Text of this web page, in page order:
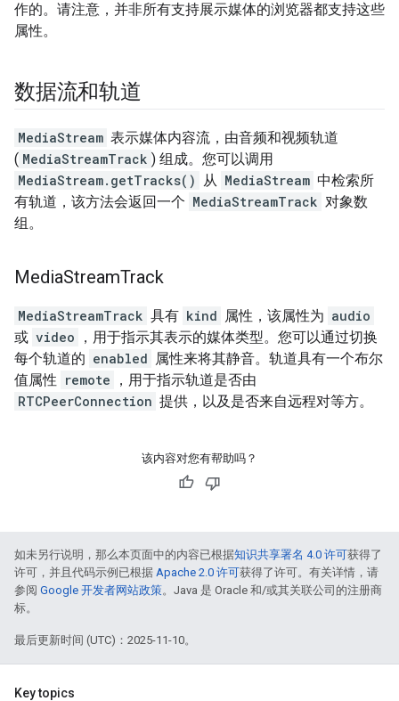
作的。请注意，并非所有支持展示媒体的浏览器都支持这些
属性。
数据流和轨道
MediaStream 表示媒体内容流，由音频和视频轨道
( MediaStreamTrack ) 组成。您可以调用
MediaStream.getTracks() 从 MediaStream 中检索所
有轨道，该方法会返回一个 MediaStreamTrack 对象数
组。
MediaStreamTrack
MediaStreamTrack 具有 kind 属性，该属性为 audio
或 video
，用于指示其表示的媒体类型。您可以通过切换
每个轨道的 enabled 属性来将其静音。轨道具有一个布尔
值属性 remote
，用于指示轨道是否由
RTCPeerConnection 提供，以及是否来自远程对等方。
该内容对您有帮助吗？
如未另行说明，那么本页面中的内容已根据知识共享署名 4.0 许可获得了
许可，并且代码示例已根据 Apache 2.0 许可获得了许可。有关详情，请
参阅 Google 开发者网站政策。Java 是 Oracle 和/或其关联公司的注册商
标。
最后更新时间 (UTC)：2025-11-10。
Key topics